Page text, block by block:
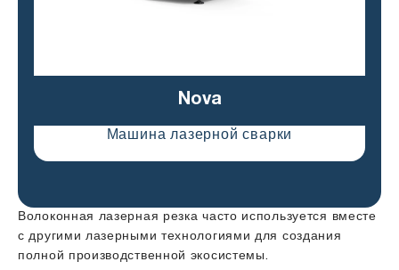
Nova
Машина лазерной сварки
Волоконная лазерная резка часто используется вместе
с другими лазерными технологиями для создания
полной производственной экосистемы.